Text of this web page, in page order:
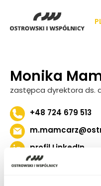
Monika
zastępca dyrektora ds.
+48 724 679 513
profil LinkedIn